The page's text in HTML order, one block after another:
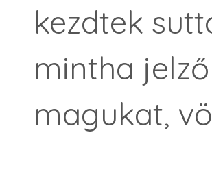
kezdtek
mintha
magukat,